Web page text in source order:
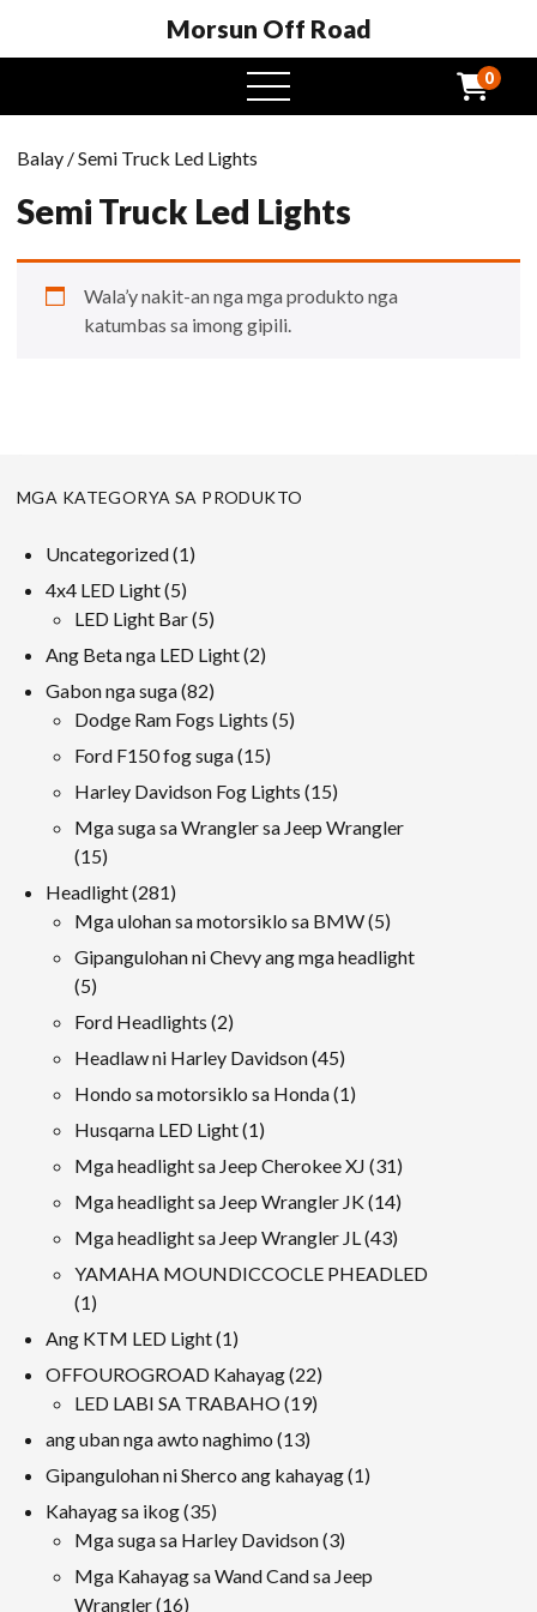
Morsun Off Road
Open
Menu
0
Balay / Semi Truck Led Lights
Semi Truck Led Lights
Wala’y nakit-an nga mga produkto nga
katumbas sa imong gipili.
MGA KATEGORYA SA PRODUKTO
Uncategorized 11
4x4 LED Light 55
Mga
produkto
LED Light Bar 55
Mga
Ang Beta nga LED Light 22
produkto
Gabon nga suga 8282
Mga
produkto
Dodge Ram Fogs Lights 55
Ford F150 fog suga 1515
Mga
Harley Davidson Fog Lights 1515
Mga
Mga suga sa Wrangler sa Jeep Wrangler
1515
Mga
produkto
Headlight 281281
Mga
produkto
Mga ulohan sa motorsiklo sa BMW 55
Mga
Gipangulohan ni Chevy ang mga headlight
55
Mga
Ford Headlights 22
Mga
Headlaw ni Harley Davidson 4545
Mga
Hondo sa motorsiklo sa Honda 11
Husqarna LED Light 11
produkto
Mga headlight sa Jeep Cherokee XJ 3131
Mga
Mga headlight sa Jeep Wrangler JK 1414
Mga
Mga headlight sa Jeep Wrangler JL 4343
Mga
YAMAHA MOUNDICCOCLE PHEADLED
11
produkto
Ang KTM LED Light 11
produkto
OFFOUROGROAD Kahayag 2222
Mga
LED LABI SA TRABAHO 1919
ang uban nga awto naghimo 1313
Gipangulohan ni Sherco ang kahayag 11
Kahayag sa ikog 3535
Mga
produkto
Mga suga sa Harley Davidson 33
Mga
Mga Kahayag sa Wand Cand sa Jeep
Wrangler 1616